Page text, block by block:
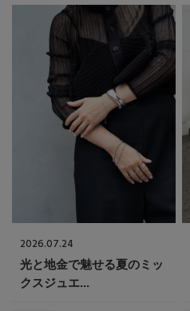
2026.07.24
光と地金で魅せる夏のミッ
クスジュエ...